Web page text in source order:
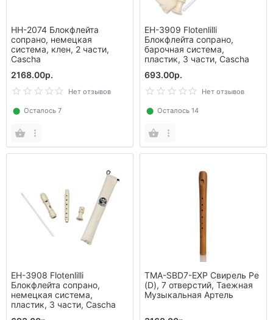
HH-2074 Блокфлейта
сопрано, немецкая
система, клен, 2 части,
Cascha
2168.00р.
Нет отзывов
⬤ Осталось 7
EH-3909 Flotenlilli
Блокфлейта сопрано,
барочная система,
пластик, 3 части, Cascha
693.00р.
Нет отзывов
⬤ Осталось 14
EH-3908 Flotenlilli
Блокфлейта сопрано,
немецкая система,
пластик, 3 части, Cascha
TMA-SBD7-EXP Свирель Ре
(D), 7 отверстий, Таежная
Музыкальная Артель